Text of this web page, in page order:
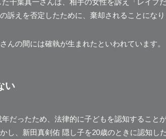
訴えを否定したために、棄却されることになり
んの間には確執が生まれたといわれています。
い
だったため、法律的に子どもを認知すること
し、新田真剣佑 隠し子を20歳のときに認知し